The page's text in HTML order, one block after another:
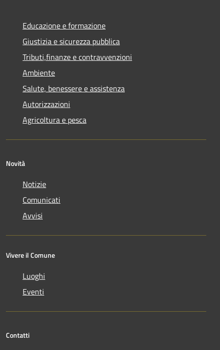
Educazione e formazione
Giustizia e sicurezza pubblica
Tributi,finanze e contravvenzioni
Ambiente
Salute, benessere e assistenza
Autorizzazioni
Agricoltura e pesca
Novità
Notizie
Comunicati
Avvisi
Vivere il Comune
Luoghi
Eventi
Contatti